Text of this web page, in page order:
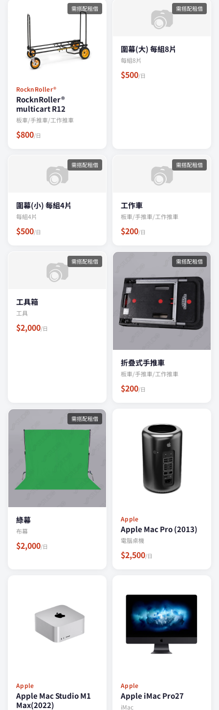
需搭配租借
RocknRoller®
RocknRoller®
multicart R12
板車/手推車/工作推車
$800/日
📷 需搭配租借
圍幕(大) 每組8片
每組8片
$500/日
📷 需搭配租借
圍幕(小) 每組4片
每組4片
$500/日
📷 需搭配租借
工作車
板車/手推車/工作推車
$200/日
📷 需搭配租借
工具箱
工具
$2,000/日
需搭配租借
折疊式手推車
板車/手推車/工作推車
$200/日
需搭配租借
綠幕
布幕
$2,000/日
Apple
Apple Mac Pro (2013)
電腦桌機
$2,500/日
Apple
Apple Mac Studio M1
Max(2022)
Apple
Apple iMac Pro27
iMac